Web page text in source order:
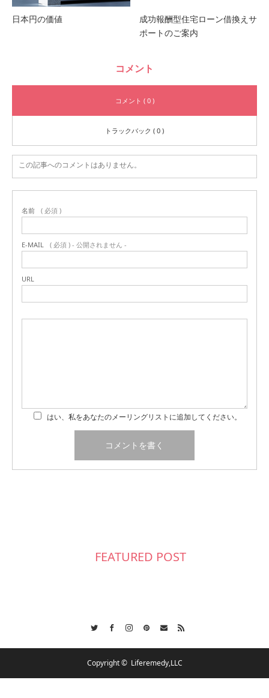
日本円の価値
成功報酬型住宅ローン借換えサ
ポートのご案内
コメント
コメント ( 0 )
トラックバック ( 0 )
この記事へのコメントはありません。
名前 ( 必須 )
E-MAIL ( 必須 ) - 公開されません -
URL
はい、私をあなたのメーリングリストに追加してください。
FEATURED POST
Copyright © Liferemedy,LLC